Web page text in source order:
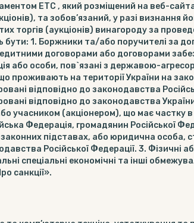
ЕТС , який розміщений на веб-
та зобов’язаний, у разі визнання
торгів (аукціонів) винагороду за
бути: 1. Боржники та/або поручителі за
договорами або договорами
або особи, пов`язані з державою-
проживають на території України на
відповідно до законодавства
відповідно до законодавства
учасником (акціонером), що має частку в
Федерація, громадянин Російської
законних підставах, або юридична особа,
Російської Федерації. 3. Фізичні
спеціальні економічні та інші
санкції».